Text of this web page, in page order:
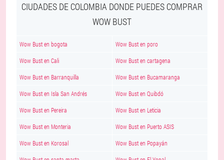
CIUDADES DE COLOMBIA DONDE PUEDES COMPRAR
WOW BUST
Wow Bust en bogota Wow Bust en poro
Wow Bust en Cali Wow Bust en cartagena
Wow Bust en Barranquilla Wow Bust en Bucamaranga
Wow Bust en Isla San Andrés Wow Bust en Quibdó
Wow Bust en Pereira Wow Bust en Leticia
Wow Bust en Monteria Wow Bust en Puerto ASIS
Wow Bust en Korosal Wow Bust en Popayán